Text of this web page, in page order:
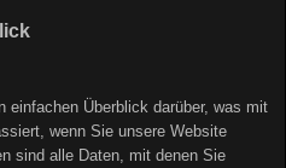
einfachen Überblick darüber, was mit
wenn Sie unsere Website
sind alle Daten, mit denen Sie